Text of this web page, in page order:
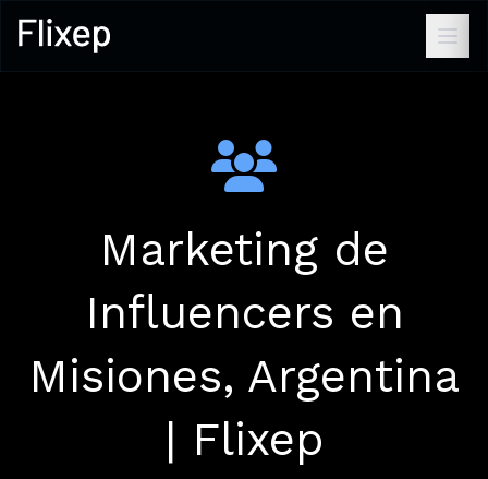
Marketing de
Influencers en
Misiones, Argentina
| Flixep